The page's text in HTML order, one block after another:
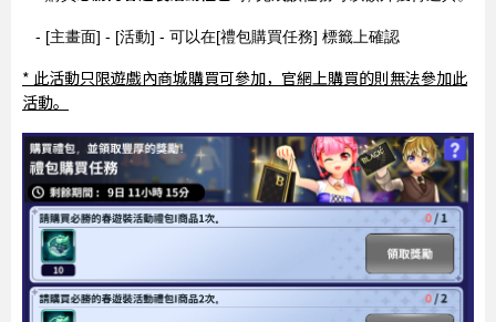
- [主畫面] - [活動] - 可以在[禮包購買任務] 標籤上確認
* 此活動只限遊戲內商城購買可參加，官網上購買的則無法參加此
活動。